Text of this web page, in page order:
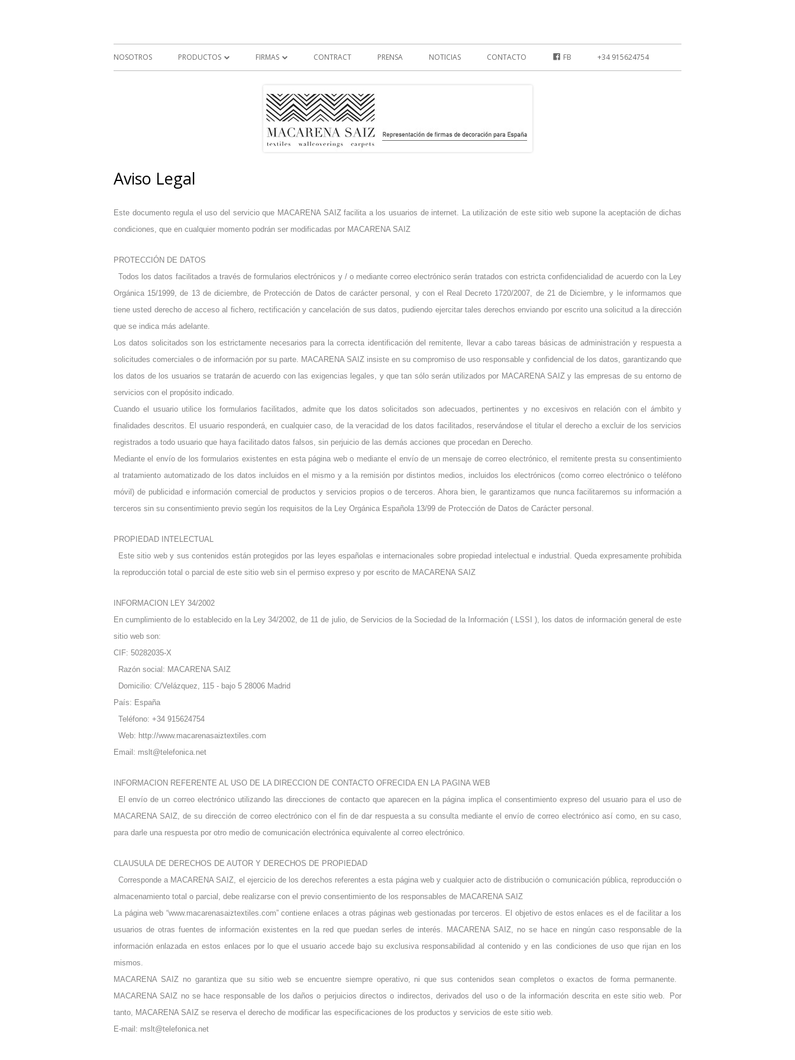
content
NOSOTROS PRODUCTOS
PAVIMENTOS VINÍLICOS
TEXTILES
FIRMAS
C & C MILANO
FLORENCE BROADHURST
NYA NORDISKA
VAN BESOUW
CONTRACT PRENSA NOTICIAS CONTACTO FB +34 915624754
Aviso Legal
Este documento regula el uso del servicio que MACARENA SAIZ facilita a los usuarios de internet. La utilización de este sitio web supone la aceptación de dichas
condiciones, que en cualquier momento podrán ser modificadas por MACARENA SAIZ
PROTECCIÓN DE DATOS
Todos los datos facilitados a través de formularios electrónicos y / o mediante correo electrónico serán tratados con estricta confidencialidad de acuerdo con la Ley
Orgánica 15/1999, de 13 de diciembre, de Protección de Datos de carácter personal, y con el Real Decreto 1720/2007, de 21 de Diciembre, y le informamos que
tiene usted derecho de acceso al fichero, rectificación y cancelación de sus datos, pudiendo ejercitar tales derechos enviando por escrito una solicitud a la dirección
que se indica más adelante.
Los datos solicitados son los estrictamente necesarios para la correcta identificación del remitente, llevar a cabo tareas básicas de administración y respuesta a
solicitudes comerciales o de información por su parte. MACARENA SAIZ insiste en su compromiso de uso responsable y confidencial de los datos, garantizando que
los datos de los usuarios se tratarán de acuerdo con las exigencias legales, y que tan sólo serán utilizados por MACARENA SAIZ y las empresas de su entorno de
servicios con el propósito indicado.
Cuando el usuario utilice los formularios facilitados, admite que los datos solicitados son adecuados, pertinentes y no excesivos en relación con el ámbito y
finalidades descritos. El usuario responderá, en cualquier caso, de la veracidad de los datos facilitados, reservándose el titular el derecho a excluir de los servicios
registrados a todo usuario que haya facilitado datos falsos, sin perjuicio de las demás acciones que procedan en Derecho.
Mediante el envío de los formularios existentes en esta página web o mediante el envío de un mensaje de correo electrónico, el remitente presta su consentimiento
al tratamiento automatizado de los datos incluidos en el mismo y a la remisión por distintos medios, incluidos los electrónicos (como correo electrónico o teléfono
móvil) de publicidad e información comercial de productos y servicios propios o de terceros. Ahora bien, le garantizamos que nunca facilitaremos su información a
terceros sin su consentimiento previo según los requisitos de la Ley Orgánica Española 13/99 de Protección de Datos de Carácter personal.
PROPIEDAD INTELECTUAL
Este sitio web y sus contenidos están protegidos por las leyes españolas e internacionales sobre propiedad intelectual e industrial. Queda expresamente prohibida
la reproducción total o parcial de este sitio web sin el permiso expreso y por escrito de MACARENA SAIZ
INFORMACION LEY 34/2002
En cumplimiento de lo establecido en la Ley 34/2002, de 11 de julio, de Servicios de la Sociedad de la Información ( LSSI ), los datos de información general de este
sitio web son:
CIF: 50282035-X
Razón social: MACARENA SAIZ
Domicilio: C/Velázquez, 115 - bajo 5 28006 Madrid
País: España
Teléfono: +34 915624754
Web: http://www.macarenasaiztextiles.com
Email: mslt@telefonica.net
INFORMACION REFERENTE AL USO DE LA DIRECCION DE CONTACTO OFRECIDA EN LA PAGINA WEB
El envío de un correo electrónico utilizando las direcciones de contacto que aparecen en la página implica el consentimiento expreso del usuario para el uso de
MACARENA SAIZ, de su dirección de correo electrónico con el fin de dar respuesta a su consulta mediante el envío de correo electrónico así como, en su caso,
para darle una respuesta por otro medio de comunicación electrónica equivalente al correo electrónico.
CLAUSULA DE DERECHOS DE AUTOR Y DERECHOS DE PROPIEDAD
Corresponde a MACARENA SAIZ, el ejercicio de los derechos referentes a esta página web y cualquier acto de distribución o comunicación pública, reproducción o
almacenamiento total o parcial, debe realizarse con el previo consentimiento de los responsables de MACARENA SAIZ
La página web “www.macarenasaiztextiles.com” contiene enlaces a otras páginas web gestionadas por terceros. El objetivo de estos enlaces es el de facilitar a los
usuarios de otras fuentes de información existentes en la red que puedan serles de interés. MACARENA SAIZ, no se hace en ningún caso responsable de la
información enlazada en estos enlaces por lo que el usuario accede bajo su exclusiva responsabilidad al contenido y en las condiciones de uso que rijan en los
mismos.
MACARENA SAIZ no garantiza que su sitio web se encuentre siempre operativo, ni que sus contenidos sean completos o exactos de forma permanente.
MACARENA SAIZ no se hace responsable de los daños o perjuicios directos o indirectos, derivados del uso o de la información descrita en este sitio web. Por
tanto, MACARENA SAIZ se reserva el derecho de modificar las especificaciones de los productos y servicios de este sitio web.
E-mail: mslt@telefonica.net